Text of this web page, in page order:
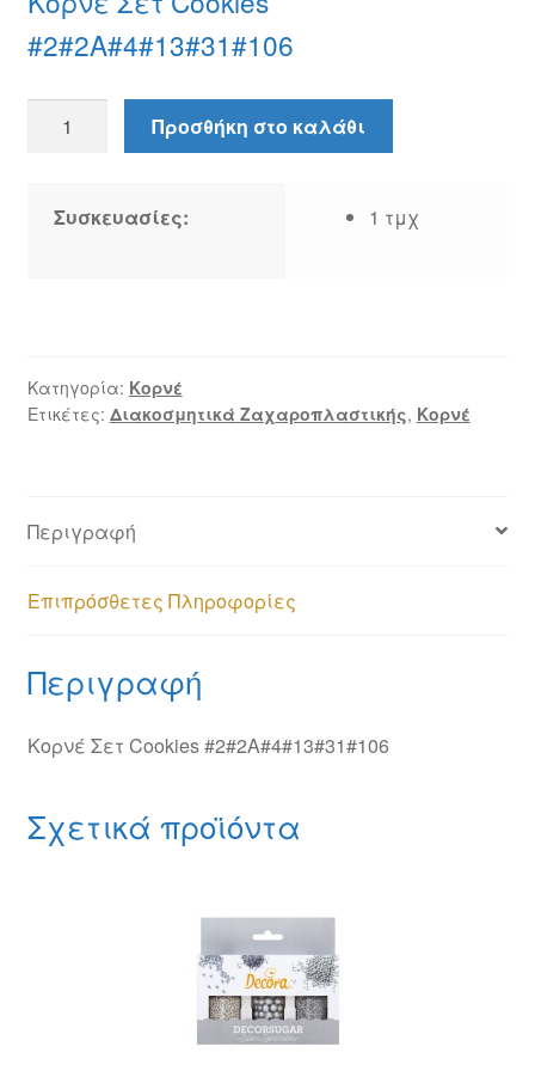
#2#2Α#4#13#31#106
ποσότητα
Προσθήκη στο καλάθι
Συσκευασίες: 1 τμχ
Κατηγορία: Κορνέ
Ετικέτες: Διακοσμητικά Ζαχαροπλαστικής, Κορνέ
Περιγραφή
Επιπρόσθετες Πληροφορίες
Περιγραφή
Κορνέ Σετ Cookies #2#2Α#4#13#31#106
Σχετικά προϊόντα